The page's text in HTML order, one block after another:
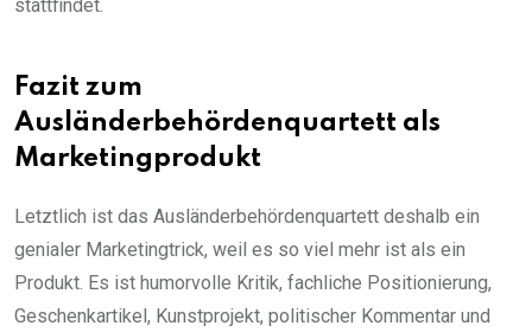
stattfindet.
Fazit zum
Ausländerbehördenquartett als
Marketingprodukt
Letztlich ist das Ausländerbehördenquartett deshalb ein
genialer Marketingtrick, weil es so viel mehr ist als ein
Produkt. Es ist humorvolle Kritik, fachliche Positionierung,
Geschenkartikel, Kunstprojekt, politischer Kommentar und